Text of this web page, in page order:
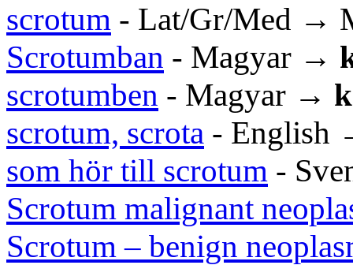
scrotum - Lat/Gr/Med →
Scrotumban - Magyar →
scrotumben - Magyar →
scrotum, scrota - English
som hör till scrotum -
Scrotum malignant
Scrotum – benign